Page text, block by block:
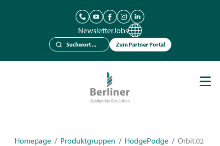
NewsletterJobs
Zum Partner Portal
Homepage / Produktgruppen / HodgePodge / Orbit.02